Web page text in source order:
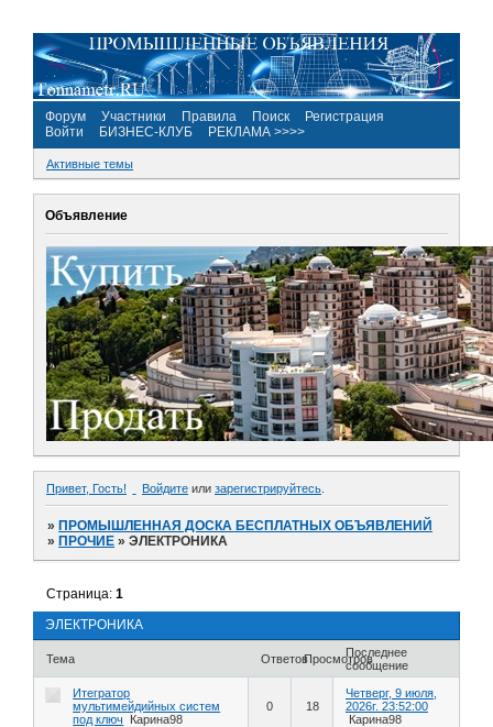
Форум Участники Правила Поиск
Регистрация
Войти
БИЗНЕС-КЛУБ РЕКЛАМА >>>>
Активные темы
Объявление
Привет, Гость! Войдите или зарегистрируйтесь
»ПРОМЫШЛЕННАЯ ДОСКА БЕСПЛАТНЫХ ОБЪЯВЛЕНИЙ
»ПРОЧИЕ »ЭЛЕКТРОНИКА
ЭЛЕКТРОНИКА
Страница:1
Тема ОтветовПросмотровПоследнее
сообщение
Итегратор
мультимейдийных систем
под ключ
Карина98
0 18
Четверг, 9 июля,
2026г. 23:52:00
Карина98